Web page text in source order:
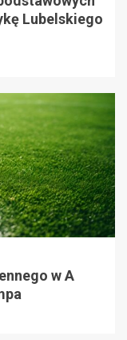
Lubelskiego
w A